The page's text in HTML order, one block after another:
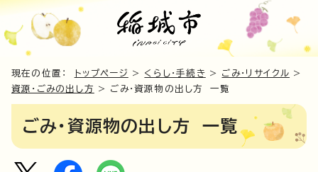
現在の位置： トップページ > くらし・手続き > ごみ・リサイクル >
資源・ごみの出し方
> ごみ・資源物の出し方 一覧
ごみ・資源物の出し方 一覧